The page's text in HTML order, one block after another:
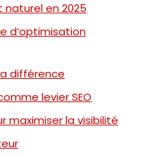
en 2025
d’optimisation
différence
levier SEO
maximiser la visibilité